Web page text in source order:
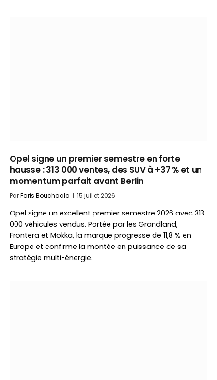
Opel signe un premier semestre en forte
hausse : 313 000 ventes, des SUV à +37 % et un
momentum parfait avant Berlin
ParFaris Bouchaala 15 juillet 2026
Opel signe un excellent premier semestre 2026 avec 313
000 véhicules vendus. Portée par les Grandland,
Frontera et Mokka, la marque progresse de 11,8 % en
Europe et confirme la montée en puissance de sa
stratégie multi-énergie.